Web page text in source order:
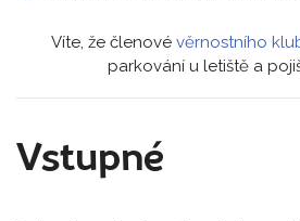
Víte, že členové věrnostního
parkování u letiště a
Vstupné